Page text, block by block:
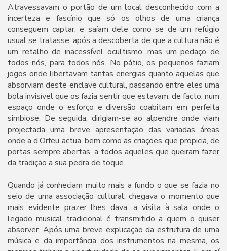
Atravessavam o portão de um local desconhecido com a
incerteza e fascínio que só os olhos de uma criança
conseguem captar, e saíam dele como se de um refúgio
usual se tratasse, após a descoberta de que a cultura não é
um retalho de inacessível ocultismo, mas um pedaço de
todos nós, para todos nós. No pátio, os pequenos faziam
jogos onde libertavam tantas energias quanto aquelas que
absorviam deste enclave cultural, passando entre eles uma
bola invisível que os fazia sentir que estavam, de facto, num
espaço onde o esforço e diversão coabitam em perfeita
simbiose. De seguida, dirigiam-se ao alpendre onde viam
projectada uma breve apresentação das variadas áreas
onde a d’Orfeu actua, bem como as criações que propicia, de
portas sempre abertas, a todos aqueles que queiram fazer
da tradição a sua pedra de toque.
Quando já conheciam muito mais a fundo o que se fazia no
seio de uma associação cultural, chegava o momento que
mais evidente prazer lhes dava: a visita à sala onde o
legado musical tradicional é transmitido a quem o quiser
absorver. Após uma breve explicação da estrutura de uma
música e da importância dos instrumentos na mesma, os